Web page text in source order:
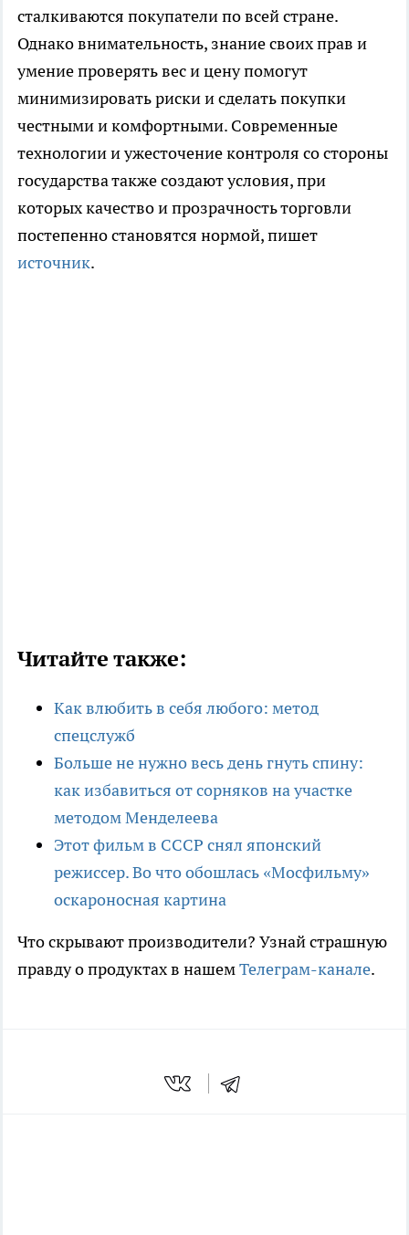
сталкиваются покупатели по всей стране.
Однако внимательность, знание своих прав и
умение проверять вес и цену помогут
минимизировать риски и сделать покупки
честными и комфортными. Современные
технологии и ужесточение контроля со стороны
государства также создают условия, при
которых качество и прозрачность торговли
постепенно становятся нормой, пишет
источник.
Читайте также:
Как влюбить в себя любого: метод
спецслужб
Больше не нужно весь день гнуть спину:
как избавиться от сорняков на участке
методом Менделеева
Этот фильм в СССР снял японский
режиссер. Во что обошлась «Мосфильму»
оскароносная картина
Что скрывают производители? Узнай страшную
правду о продуктах в нашемТелеграм-канале.